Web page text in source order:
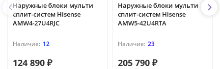
Наружные блоки мульти
сплит-систем Hisense
AMW4-27U4RJC
12
124 890 ₽
Наружные блоки мульти
сплит-систем Hisense
AMW5-42U4RTA
23
205 790 ₽